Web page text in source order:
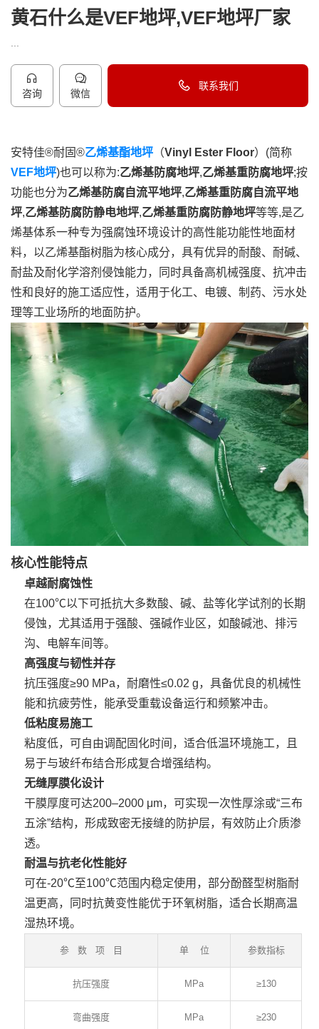
黄石什么是VEF地坪,VEF地坪厂家
咨询 微信
联系我们
安特佳®耐固®乙烯基酯地坪 （Vinyl Ester Floor）(简称
VEF地坪)也可以称为:乙烯基防腐地坪,乙烯基重防腐地坪;按
功能也分为乙烯基防腐自流平地坪,乙烯基重防腐自流平地
坪,乙烯基防腐防静电地坪,乙烯基重防腐防静地坪等等,是乙
烯基体系一种专为强腐蚀环境设计的高性能功能性地面材
料，以乙烯基酯树脂为核心成分，具有优异的耐酸、耐碱、
耐盐及耐化学溶剂侵蚀能力，同时具备高机械强度、抗冲击
性和良好的施工适应性，适用于化工、电镀、制药、污水处
理等工业场所的地面防护。
核心性能特点
卓越耐腐蚀性
在100℃以下可抵抗大多数酸、碱、盐等化学试剂的长期
侵蚀，尤其适用于强酸、强碱作业区，如酸碱池、排污
沟、电解车间等。
高强度与韧性并存
抗压强度≥90 MPa，耐磨性≤0.02 g，具备优良的机械性
能和抗疲劳性，能承受重载设备运行和频繁冲击。
低粘度易施工
粘度低，可自由调配固化时间，适合低温环境施工，且
易于与玻纤布结合形成复合增强结构。
无缝厚膜化设计
干膜厚度可达200–2000 μm，可实现一次性厚涂或“三布
五涂”结构，形成致密无接缝的防护层，有效防止介质渗
透。
耐温与抗老化性能好
可在-20℃至100℃范围内稳定使用，部分酚醛型树脂耐
温更高，同时抗黄变性能优于环氧树脂，适合长期高温
湿热环境。
参 数 项 目 单 位 参数指标
抗压强度 MPa ≥130
弯曲强度 MPa ≥230